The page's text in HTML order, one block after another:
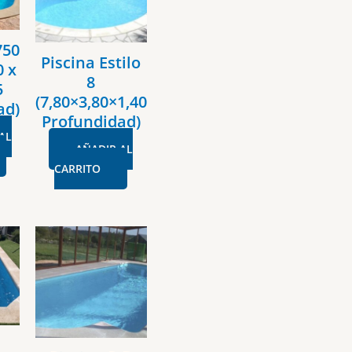
x
Piscina Estilo
8
(7,80×3,80×1,40
Profundidad)
AÑADIR AL
CARRITO